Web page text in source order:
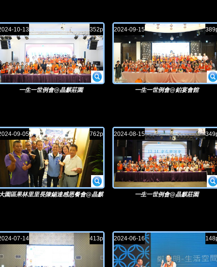
10-13 352p
一生一世例會@晶麒莊園
2024-09-15
一生一世例會@鉑宴會館
09-05 762p
園區果林里里長陳錫達感恩餐會@晶麒
2024-08-15
一生一世例會@晶麒莊園
07-14 413p 2024-06-16